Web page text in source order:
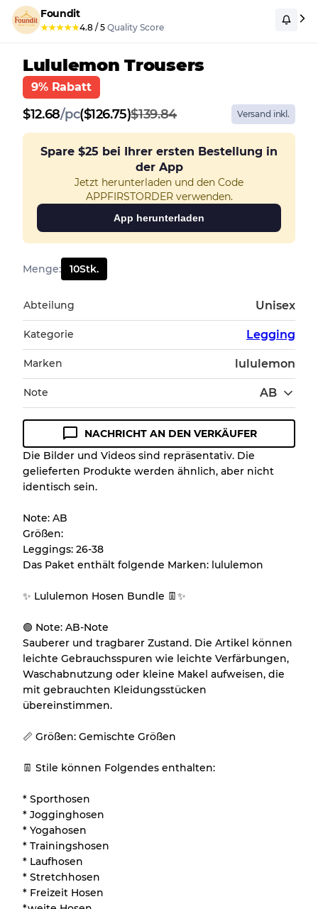
Foundit
★★★★★4.8 / 5 Quality Score
Lululemon Trousers
9% Rabatt
$12.68/pc($126.75)$139.84 Versand inkl.
Spare $25 bei Ihrer ersten Bestellung in
der App
Jetzt herunterladen und den Code
APPFIRSTORDER verwenden.
App herunterladen
Menge: 10Stk.
Abteilung Unisex
Kategorie Legging
Marken lululemon
Note AB
Zustandsrichtlinie
Alle Produkte enthalten eine Qualitätsstufe,
damit Sie den Zustand und das Aussehen
können.
Es gibt eine Fehlermarge von bis zu
aufgrund des Großhandels
Unser 3-Stufen-System
Note AFast neu, leichte Abnutzung
Note BLeicht gebraucht
Aufteilung für gemischte Ratios
Note AB
Note BC
Note ABC
NACHRICHT AN DEN VERKÄUFER
Die Bilder und Videos sind repräsentativ. Die
gelieferten Produkte werden ähnlich, aber nicht
identisch sein.
Note: AB
Größen:
Leggings: 26-38
Das Paket enthält folgende Marken: lululemon
✨ Lululemon Hosen Bundle 👖✨
🟢 Note: AB-Note
Sauberer und tragbarer Zustand. Die Artikel können
leichte Gebrauchsspuren wie leichte Verfärbungen,
Waschabnutzung oder kleine Makel aufweisen, die
mit gebrauchten Kleidungsstücken
übereinstimmen.
📏 Größen: Gemischte Größen
👖 Stile können Folgendes enthalten:
* Sporthosen
* Jogginghosen
* Yogahosen
* Trainingshosen
* Laufhosen
* Stretchhosen
* Freizeit Hosen